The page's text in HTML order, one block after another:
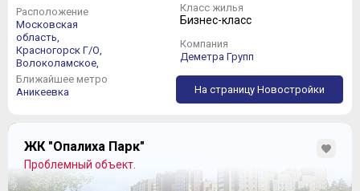
Расположение
Московская
область,
Красногорск Г/О,
Волоколамское,
Ближайшее метро
Аникеевка
Класс жилья
Бизнес-класс
Компания
Деметра Групп
На страницу Новостройки
ЖК "Опалиха Парк"
Проблемный объект.